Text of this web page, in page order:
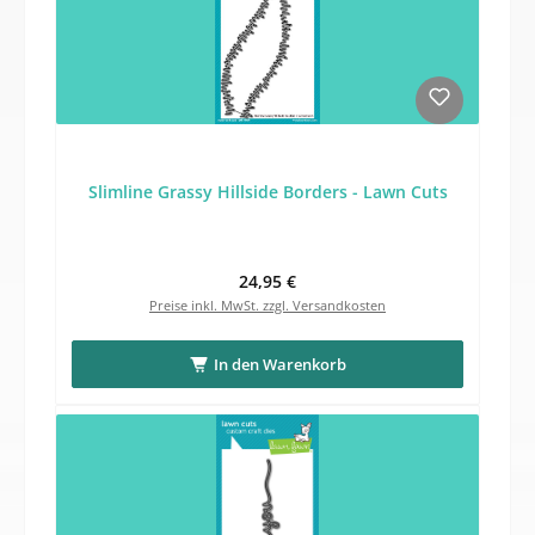
Slimline Grassy Hillside Borders - Lawn Cuts
Regulärer Preis:
24,95 €
Preise inkl. MwSt. zzgl. Versandkosten
In den Warenkorb